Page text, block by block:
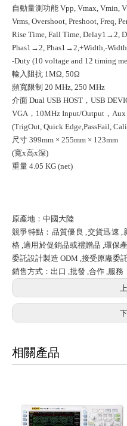
自動量測功能 Vpp, Vmax, Vmin,
Vrms, Overshoot, Preshoot, Freq,
Rise Time, Fall Time, Delay1→2,
Phas1→2, Phas1→2,+Width,-
-Duty (10 voltage and 12 timing
輸入阻抗 1MΩ, 50Ω
頻寬限制 20 MHz, 250 MHz
介面 Dual USB HOST，USB
VGA，10MHz Input/Output，Aux
(TrigOut, Quick Edge,PassFail,
尺寸 399mm × 255mm × 123mm
(寬x高x深)
重量 4.05 KG (net)
原產地：中國大陸
競爭特點：品質優良 ,交貨迅速 ,
格 ,適用於促銷品或禮贈品 ,環保
委託設計製造 ODM ,接受原廠委
銷售方式：出口 ,批發 ,合作 ,服務
相關產品